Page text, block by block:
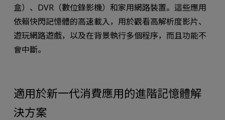
盒）、DVR（數位錄影機）和家用網路裝置。這些應用
依賴快閃記憶體的高速載入，用於觀看高解析度影片、
遊玩網路遊戲，以及在背景執行多個程序，而且功能不
會中斷。
適用於新一代消費應用的進階記憶體解
決方案